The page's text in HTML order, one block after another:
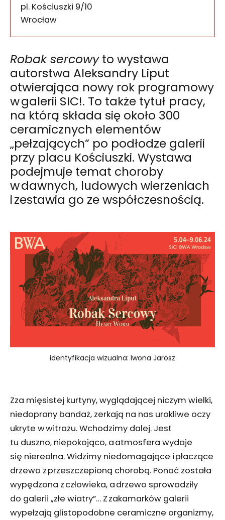
pl. Kościuszki 9/10
50-028
Wrocław
Robak sercowyto wystawa
autorstwa Aleksandry Liput
otwierająca nowy rok programowy
w galerii SIC!. To także tytuł pracy,
na którą składa się około 300
ceramicznych elementów
„pełzających” po podłodze galerii
przy placu Kościuszki. Wystawa
podejmuje temat choroby
w dawnych, ludowych wierzeniach
i zestawia go ze współczesnością.
identyfikacja wizualna: Iwona Jarosz
Zza mięsistej kurtyny, wyglądającej niczym wielki,
niedoprany bandaż, zerkają na nas urokliwe oczy
ukryte w witrażu. Wchodzimy dalej. Jest
tu duszno, niepokojąco, a atmosfera wydaje
się nierealna. Widzimy niedomagające i płaczące
drzewo z przeszczepioną chorobą. Ponoć została
wypędzona z człowieka, a drzewo sprowadziły
do galerii „złe wiatry”… Z zakamarków galerii
wypełzają glistopodobne ceramiczne organizmy,